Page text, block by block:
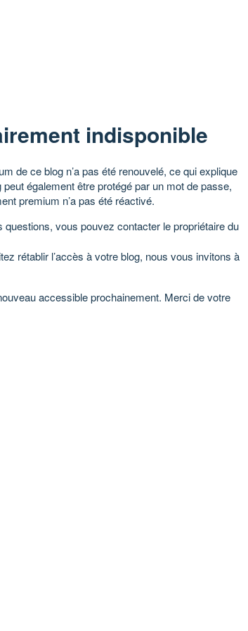
indisponible
de ce blog n’a pas été renouvelé, ce qui explique
également être protégé par un mot de passe,
premium n’a pas été réactivé.
questions, vous pouvez contacter le propriétaire du
rétablir l’accès à votre blog, nous vous invitons à
accessible prochainement. Merci de votre